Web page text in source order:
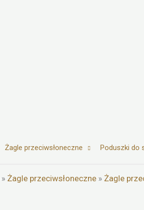
Żagle przeciwsłoneczne Poduszki do
» Żagle przeciwsłoneczne » Żagle